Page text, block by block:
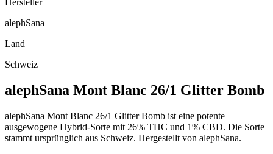
alephSana
Land
Schweiz
alephSana Mont Blanc 26/1 Glitter Bomb
alephSana Mont Blanc 26/1 Glitter Bomb ist eine potente
ausgewogene Hybrid-Sorte mit 26% THC und 1% CBD. Die Sorte
stammt ursprünglich aus Schweiz. Hergestellt von alephSana.